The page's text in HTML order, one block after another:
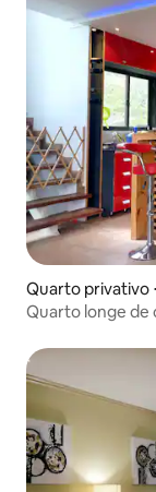
Quarto privativo
Quarto longe de